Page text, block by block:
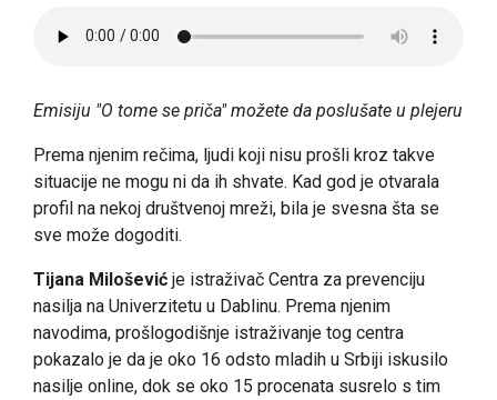
Emisiju "O tome se priča" možete da poslušate u plejeru
Prema njenim rečima, ljudi koji nisu prošli kroz takve
situacije ne mogu ni da ih shvate. Kad god je otvarala
profil na nekoj društvenoj mreži, bila je svesna šta se
sve može dogoditi.
Tijana Milošević je istraživač Centra za prevenciju
nasilja na Univerzitetu u Dablinu. Prema njenim
navodima, prošlogodišnje istraživanje tog centra
pokazalo je da je oko 16 odsto mladih u Srbiji iskusilo
nasilje online, dok se oko 15 procenata susrelo s tim